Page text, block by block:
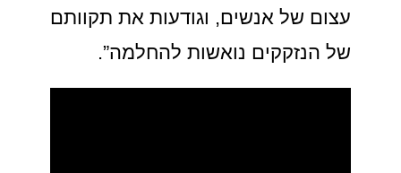
עצום של אנשים, וגודעות את תקוותם
של הנזקקים נואשות להחלמה”.